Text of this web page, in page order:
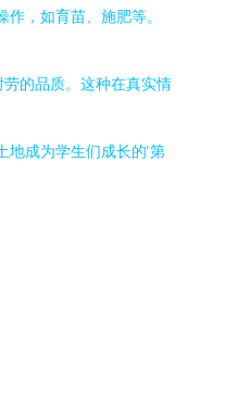
，如育苗、施肥等。
的品质。这种在真实情
成为学生们成长的‘第